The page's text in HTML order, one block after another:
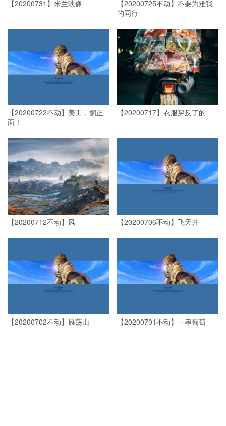
【20200731】米兰映像 ​​​​
【20200725不动】不要为难我
的同行
【20200722不动】美工，翻正
面！
【20200717】衣服穿反了的
【20200712不动】风 【20200706不动】飞天井
【20200702不动】雁荡山 【20200701不动】一串葡萄